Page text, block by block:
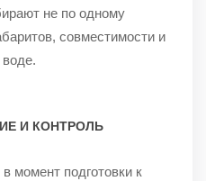
не по одному
совместимости и
И КОНТРОЛЬ
момент подготовки к